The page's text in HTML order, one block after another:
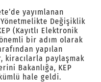
yayımlanan
Değişiklik
(Kayıtlı Elektronik
bir adım olarak
yapılan
kiracılarla paylaşmak
Bakanlığa, KEP
hale geldi.